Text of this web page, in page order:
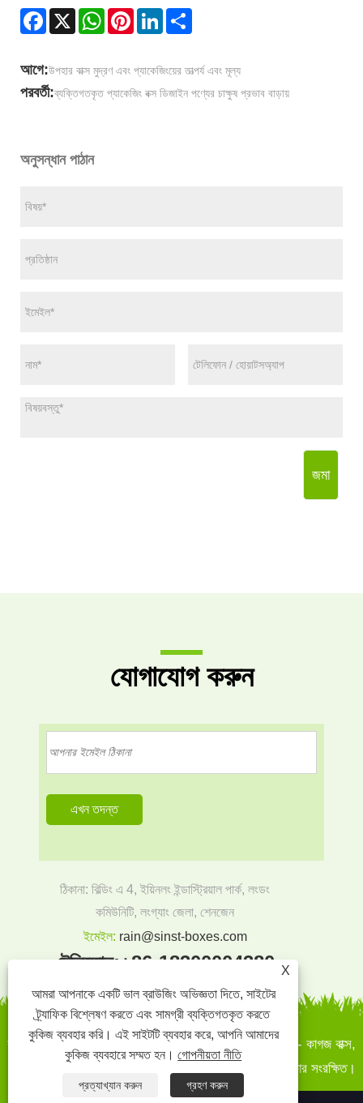
Facebook
X WhatsAppPinterestLinkedIn
আগে:উপহার বাক্স মুদ্রণ এবং প্যাকেজিংয়ের তাত্পর্য এবং মূল্য
পরবর্তী:ব্যক্তিগতকৃত প্যাকেজিং বক্স ডিজাইন পণ্যের চাক্ষুষ প্রভাব বাড়ায়
অনুসন্ধান পাঠান
জমা
যোগাযোগ করুন
ঠিকানা: বিল্ডিং এ 4, ইয়িনলং ইন্ডাস্ট্রিয়াল পার্ক, লংডং
কমিউনিটি, লংগ্যাং জেলা, শেনজেন
ইমেইল: rain@sinst-boxes.com
টেলিফোন:+86-18300004380
কপিরাইট © 2022 সিনস্ট প্রিন্টিং এবং প্যাকেজিং কো।, লিমিটেড - কাগজ বাক্স,
উপহার বাক্স - কাগজ বাক্স, কার্ডবোর্ড ডিসপ্লে স্ট্যান্ড - সমস্ত অধিকার সংরক্ষিত।
X
আমরা আপনাকে একটি ভাল ব্রাউজিং অভিজ্ঞতা দিতে, সাইটের
ট্র্যাফিক বিশ্লেষণ করতে এবং সামগ্রী ব্যক্তিগতকৃত করতে
কুকিজ ব্যবহার করি। এই সাইটটি ব্যবহার করে, আপনি আমাদের
কুকিজ ব্যবহারে সম্মত হন।গোপনীয়তা নীতি
প্রত্যাখ্যান করুন
গ্রহণ করুন